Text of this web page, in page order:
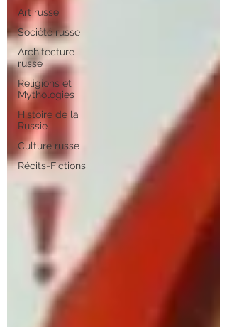
Art russe
Société russe
Architecture
russe
Religions et
Mythologies
Histoire de la
Russie
Culture russe
Récits-Fictions